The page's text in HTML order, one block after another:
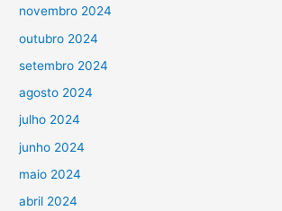
novembro 2024
outubro 2024
setembro 2024
agosto 2024
julho 2024
junho 2024
maio 2024
abril 2024